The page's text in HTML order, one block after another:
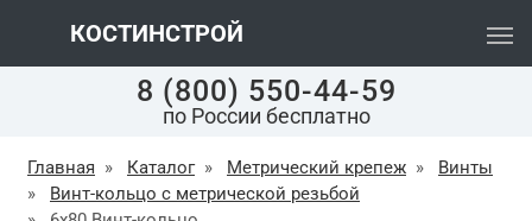
КОСТИНСТРОЙ
8 (800) 550-44-59
по России бесплатно
Главная » Каталог » Метрический крепеж »
Винты
»
Винт-кольцо с метрической резьбой